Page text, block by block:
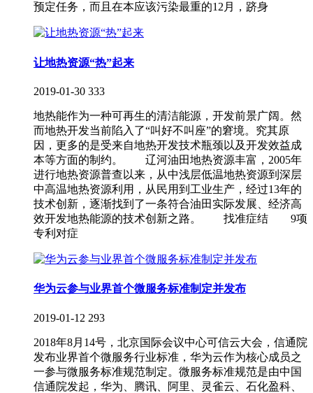
预定任务，而且在本应该污染最重的12月，跻身
让地热资源“热”起来
2019-01-30 333
地热能作为一种可再生的清洁能源，开发前景广阔。然
而地热开发当前陷入了“叫好不叫座”的窘境。究其原
因，更多的是受来自地热开发技术瓶颈以及开发效益成
本等方面的制约。 辽河油田地热资源丰富，2005年
进行地热资源普查以来，从中浅层低温地热资源到深层
中高温地热资源利用，从民用到工业生产，经过13年的
技术创新，逐渐找到了一条符合油田实际发展、经济高
效开发地热能源的技术创新之路。 找准症结 9项
专利对症
华为云参与业界首个微服务标准制定并发布
2019-01-12 293
2018年8月14号，北京国际会议中心可信云大会，信通院
发布业界首个微服务行业标准，华为云作为核心成员之
一参与微服务标准规范制定。微服务标准规范是由中国
信通院发起，华为、腾讯、阿里、灵雀云、石化盈科、